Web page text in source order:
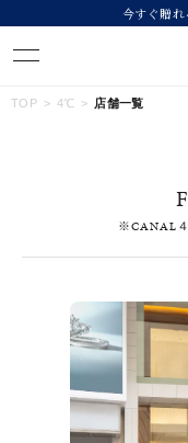
今すぐ贈
#ハーフエタ
#ダイヤモンド ネックレス
カテゴリー
TOP 4℃ 店舗一覧
※CANAL４